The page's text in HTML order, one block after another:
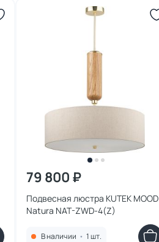
79 800 ₽
Подвесная люстра KUTEK MOOD
Natura NAT-ZWD-4(Z)
В наличии • 1 шт.